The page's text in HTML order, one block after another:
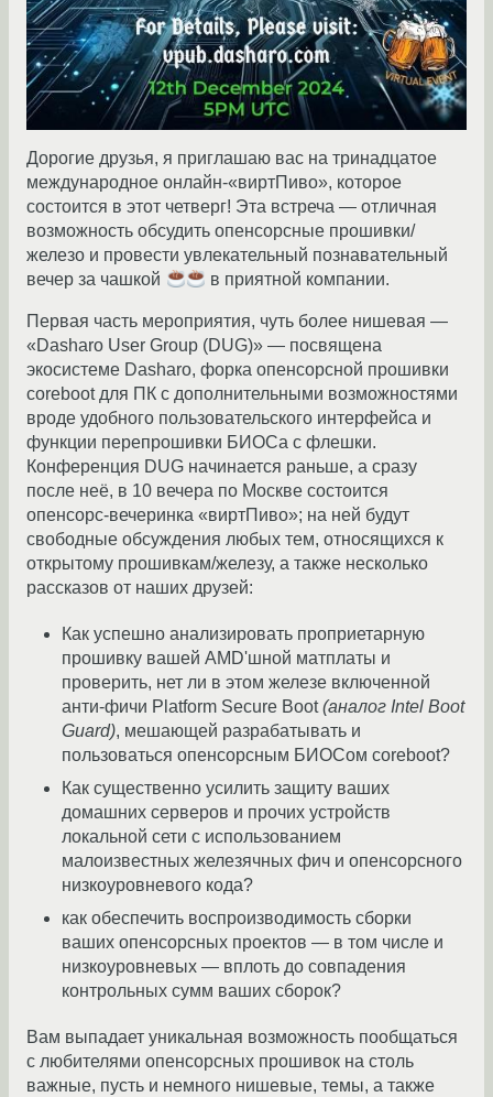
Дорогие друзья, я приглашаю вас на тринадцатое
международное онлайн-«виртПиво», которое
состоится в этот четверг! Эта встреча — отличная
возможность обсудить опенсорсные прошивки/
железо и провести увлекательный познавательный
вечер за чашкой
в приятной компании.
Первая часть мероприятия, чуть более нишевая —
«Dasharo User Group (DUG)» — посвящена
экосистеме Dasharo, форка опенсорсной прошивки
coreboot для ПК c дополнительными возможностями
вроде удобного пользовательского интерфейса и
функции перепрошивки БИОСа с флешки.
Конференция DUG начинается раньше, а сразу
после неё, в 10 вечера по Москве состоится
опенсорс-вечеринка «виртПиво»; на ней будут
свободные обсуждения любых тем, относящихся к
открытому прошивкам/железу, а также несколько
рассказов от наших друзей:
Как успешно анализировать проприетарную
прошивку вашей AMD'шной матплаты и
проверить, нет ли в этом железе включенной
анти-фичи Platform Secure Boot(аналог Intel Boot
Guard), мешающей разрабатывать и
пользоваться опенсорсным БИОСом coreboot?
Как существенно усилить защиту ваших
домашних серверов и прочих устройств
локальной сети с использованием
малоизвестных железячных фич и опенсорсного
низкоуровневого кода?
как обеспечить воспроизводимость сборки
ваших опенсорсных проектов — в том числе и
низкоуровневых — вплоть до совпадения
контрольных сумм ваших сборок?
Вам выпадает уникальная возможность пообщаться
с любителями опенсорсных прошивок на столь
важные, пусть и немного нишевые, темы, а также